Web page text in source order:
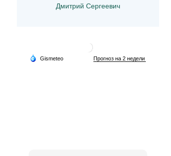
Дмитрий Сергеевич